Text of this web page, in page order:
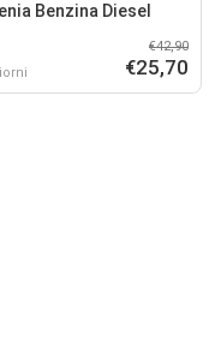
Benzina Diesel
€42,90
€25,70